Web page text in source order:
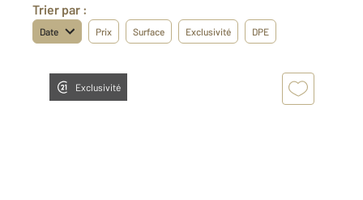
Trier par :
Date Prix Surface Exclusivité DPE
Exclusivité